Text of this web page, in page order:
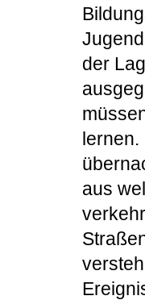
der
lernen.
aus